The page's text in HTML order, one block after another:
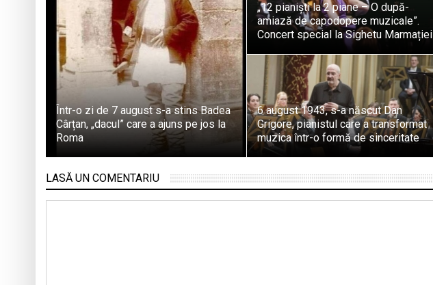
Într-o zi de 7 august s-a stins Badea
Cârțan, „dacul” care a ajuns pe jos la
Roma
„12 pianiști la 2 piane – O după-
amiază de capodopere muzicale”.
Concert special la Sighetu Marmației
6 august 1943, s-a născut Dan
Grigore, pianistul care a transformat
muzica într-o formă de sinceritate
LASĂ UN COMENTARIU